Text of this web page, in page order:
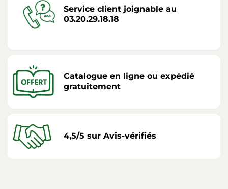
Service client joignable au
03.20.29.18.18
Catalogue en ligne ou expédié
gratuitement
4,5/5 sur Avis-vérifiés